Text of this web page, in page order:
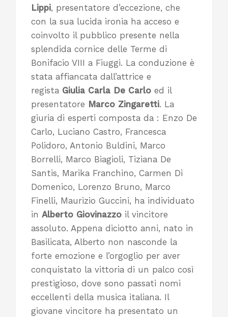
Lippi, presentatore d’eccezione, che
con la sua lucida ironia ha acceso e
coinvolto il pubblico presente nella
splendida cornice delle Terme di
Bonifacio VIII a Fiuggi. La conduzione è
stata affiancata dall’attrice e
regista Giulia Carla De Carlo ed il
presentatore Marco Zingaretti. La
giuria di esperti composta da : Enzo De
Carlo, Luciano Castro, Francesca
Polidoro, Antonio Buldini, Marco
Borrelli, Marco Biagioli, Tiziana De
Santis, Marika Franchino, Carmen Di
Domenico, Lorenzo Bruno, Marco
Finelli, Maurizio Guccini, ha individuato
in Alberto Giovinazzo il vincitore
assoluto. Appena diciotto anni, nato in
Basilicata, Alberto non nasconde la
forte emozione e l’orgoglio per aver
conquistato la vittoria di un palco così
prestigioso, dove sono passati nomi
eccellenti della musica italiana. Il
giovane vincitore ha presentato un